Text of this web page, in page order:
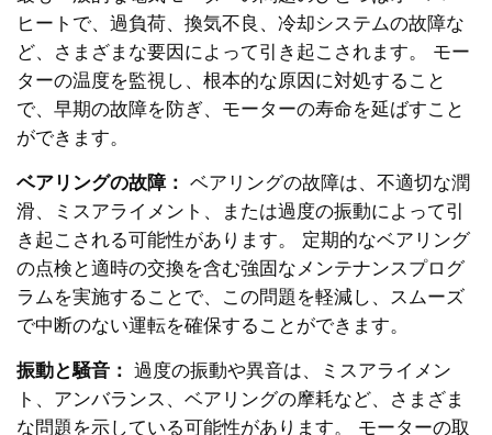
ヒートで、過負荷、換気不良、冷却システムの故障な
ど、さまざまな要因によって引き起こされます。 モー
ターの温度を監視し、根本的な原因に対処すること
で、早期の故障を防ぎ、モーターの寿命を延ばすこと
ができます。
ベアリングの故障： ベアリングの故障は、不適切な潤
滑、ミスアライメント、または過度の振動によって引
き起こされる可能性があります。 定期的なベアリング
の点検と適時の交換を含む強固なメンテナンスプログ
ラムを実施することで、この問題を軽減し、スムーズ
で中断のない運転を確保することができます。
振動と騒音： 過度の振動や異音は、ミスアライメン
ト、アンバランス、ベアリングの摩耗など、さまざま
な問題を示している可能性があります。 モーターの取